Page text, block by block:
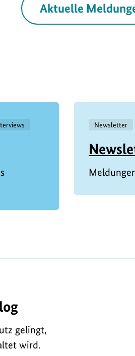
Aktuelle
Newsletter
gelingt,
wird.